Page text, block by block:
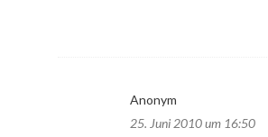
Anonym
25. Juni 2010 um 16:50